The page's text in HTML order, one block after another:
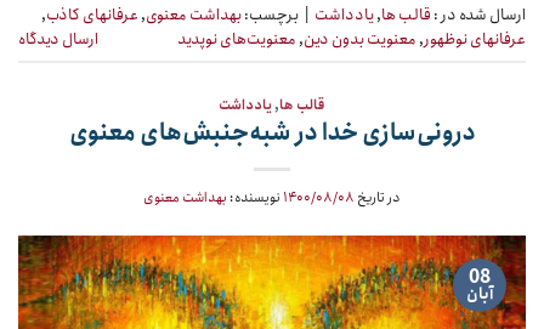
ارسال شده در : قالب ها,یادداشت | برچسب:بهداشت معنوی, عرفانهای کاذب,
عرفانهای نوظهور, معنویت بدون دین, معنویت‌های نوپدید ارسال دیدگاه
قالب ها,یادداشت
درونی‌سازی خدا در شبه‌جنبش‌های معنوی
در تاریخ ۱۴۰۰/۰۸/۰۸ نویسنده: بهداشت معنوی
08
آبان